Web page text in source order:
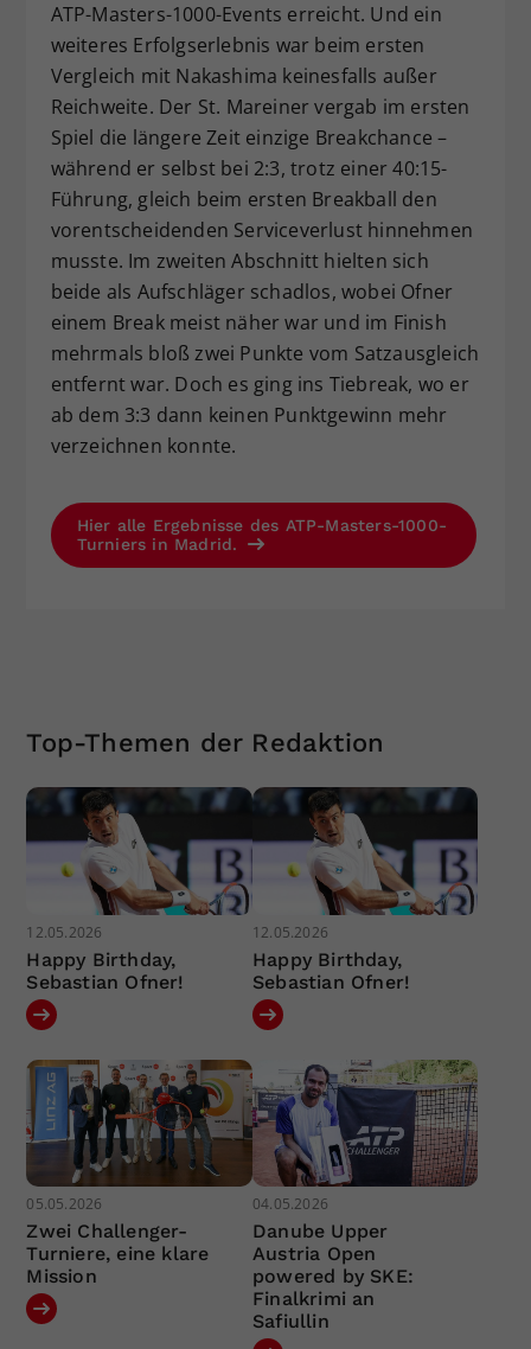
ATP-Masters-1000-Events erreicht. Und ein
weiteres Erfolgserlebnis war beim ersten
Vergleich mit Nakashima keinesfalls außer
Reichweite. Der St. Mareiner vergab im ersten
Spiel die längere Zeit einzige Breakchance –
während er selbst bei 2:3, trotz einer 40:15-
Führung, gleich beim ersten Breakball den
vorentscheidenden Serviceverlust hinnehmen
musste. Im zweiten Abschnitt hielten sich
beide als Aufschläger schadlos, wobei Ofner
einem Break meist näher war und im Finish
mehrmals bloß zwei Punkte vom Satzausgleich
entfernt war. Doch es ging ins Tiebreak, wo er
ab dem 3:3 dann keinen Punktgewinn mehr
verzeichnen konnte.
Hier alle Ergebnisse des ATP-Masters-1000-
Turniers in Madrid.
Top-Themen der Redaktion
12.05.2026
Happy Birthday,
Sebastian Ofner!
12.05.2026
Happy Birthday,
Sebastian Ofner!
05.05.2026
Zwei Challenger-
Turniere, eine klare
Mission
04.05.2026
Danube Upper
Austria Open
powered by SKE:
Finalkrimi an
Safiullin